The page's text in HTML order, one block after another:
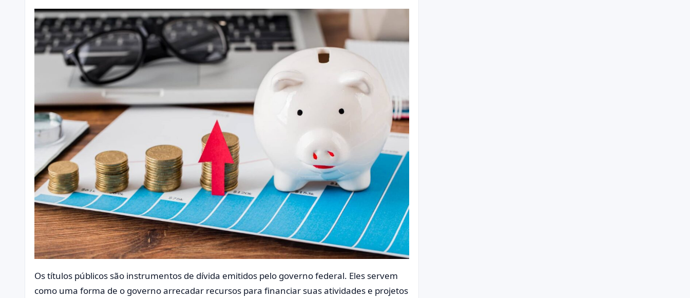
Os títulos públicos são instrumentos de dívida emitidos pelo governo federal. Eles servem
como uma forma de o governo arrecadar recursos para financiar suas atividades e projetos